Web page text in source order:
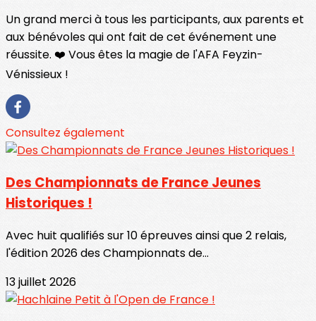
Un grand merci à tous les participants, aux parents et
aux bénévoles qui ont fait de cet événement une
réussite. ❤️ Vous êtes la magie de l'AFA Feyzin-
Vénissieux !
Consultez également
Des Championnats de France Jeunes
Historiques !
Avec huit qualifiés sur 10 épreuves ainsi que 2 relais,
l'édition 2026 des Championnats de...
13 juillet 2026